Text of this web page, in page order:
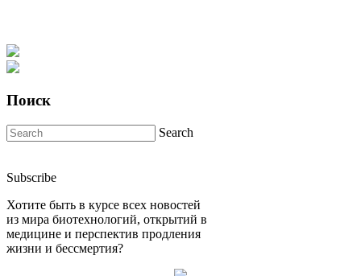
Поиск
Search
Subscribe
Хотите быть в курсе всех новостей
из мира биотехнологий, открытий в
медицине и перспектив продления
жизни и бессмертия?